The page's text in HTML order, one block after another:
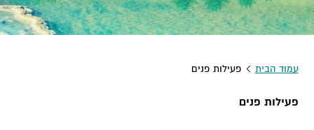
עמוד הבית פעילות פנים
פעילות פנים